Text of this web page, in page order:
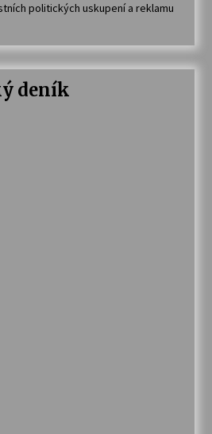
politických uskupení a reklamu
deník